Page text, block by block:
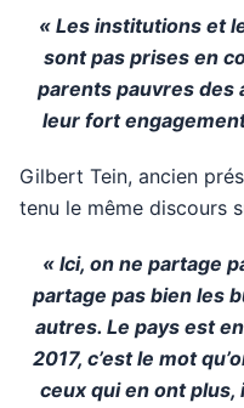
« Les institutions et
sont pas prises en
parents pauvres des
leur fort
Gilbert Tein, ancien
tenu le même discours
« Ici, on ne partage
partage pas bien les
autres. Le pays est
2017, c’est le mot
ceux qui en ont plus,